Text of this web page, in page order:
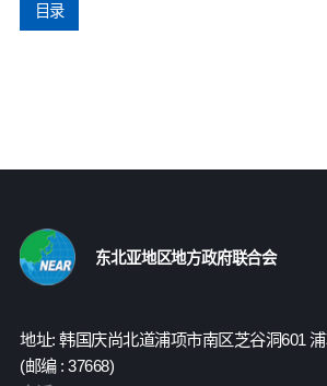
目录
东北亚地区地方政府联合会
地址: 韩国庆尚北道浦项市南区芝谷洞601
(邮编 : 37668)